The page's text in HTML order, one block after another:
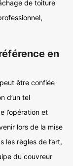
de toiture
en
être confiée
d’un tel
l’opération et
lors de la mise
les règles de l’art,
du couvreur